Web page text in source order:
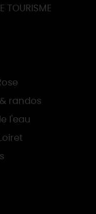
TOURISME
randos
l'eau